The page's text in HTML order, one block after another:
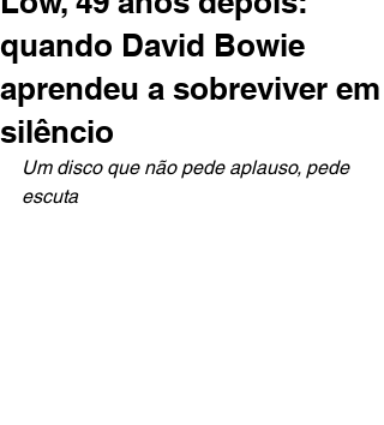
quando David Bowie
aprendeu a sobreviver em
silêncio
Um disco que não pede aplauso, pede
escuta